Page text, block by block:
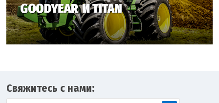
Свяжитесь с нами: